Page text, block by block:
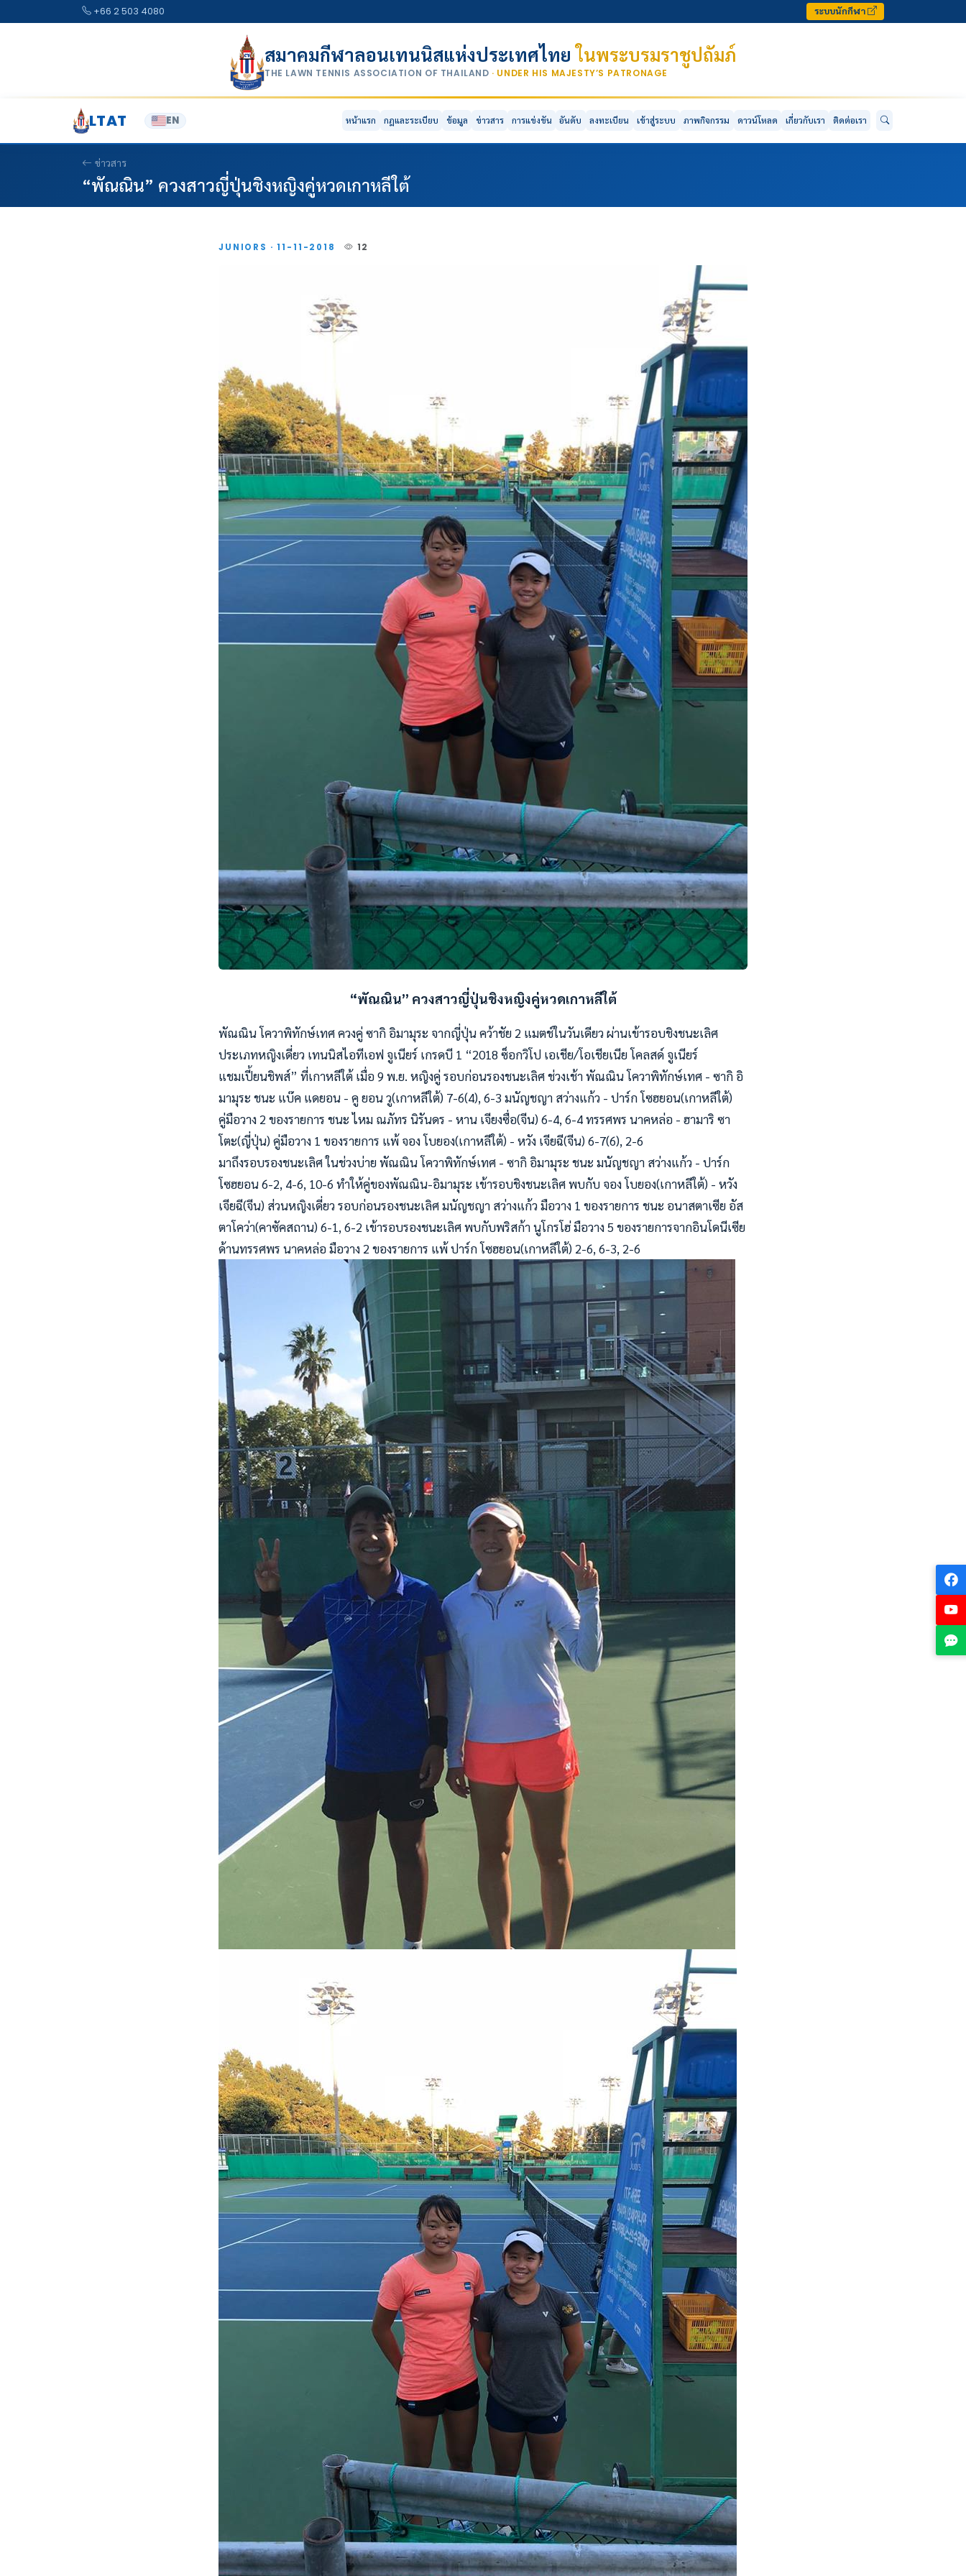
+66 2 503 4080 ระบบนักกีฬา
สมาคมกีฬาลอนเทนนิสแห่งประเทศไทยในพระบรมราชูปถัมภ์
THE LAWN TENNIS ASSOCIATION OF THAILAND · UNDER HIS MAJESTY’S PATRONAGE
LTAT EN หน้าแรก กฎและระเบียบ ข้อมูล ข่าวสาร การแข่งขัน อันดับ ลงทะเบียน เข้าสู่ระบบ ภาพกิจกรรม ดาวน์โหลด เกี่ยวกับเรา ติดต่อเรา
ข่าวสาร
“พัณณิน” ควงสาวญี่ปุ่นชิงหญิงคู่หวดเกาหลีใต้
JUNIORS · 11-11-2018 12
“พัณณิน” ควงสาวญี่ปุ่นชิงหญิงคู่หวดเกาหลีใต้
พัณณิน โควาพิทักษ์เทศ ควงคู่ ซากิ อิมามุระ จากญี่ปุ่น คว้าชัย 2 แมตช์ในวันเดียว ผ่านเข้ารอบชิงชนะเลิศ
ประเภทหญิงเดี่ยว เทนนิสไอทีเอฟ จูเนียร์ เกรดบี 1 “2018 ซ็อกวิโป เอเชีย/โอเชียเนีย โคลสด์ จูเนียร์
แชมเปี้ยนชิพส์” ที่เกาหลีใต้ เมื่อ 9 พ.ย. หญิงคู่ รอบก่อนรองชนะเลิศ ช่วงเช้า พัณณิน โควาพิทักษ์เทศ - ซากิ อิ
มามุระ ชนะ แบ๊ค แดยอน - คู ยอน วู(เกาหลีใต้) 7-6(4), 6-3 มนัญชญา สว่างแก้ว - ปาร์ก โซฮยอน(เกาหลีใต้)
คู่มือวาง 2 ของรายการ ชนะไหม ณภัทร นิรันดร - หาน เจียงซื่อ(จีน) 6-4, 6-4 ทรรศพร นาคหล่อ - ฮามาริ ซา
โตะ(ญี่ปุ่น) คู่มือวาง 1 ของรายการ แพ้ จอง โบยอง(เกาหลีใต้) - หวัง เจียฉี(จีน) 6-7(6), 2-6
มาถึงรอบรองชนะเลิศ ในช่วงบ่าย พัณณิน โควาพิทักษ์เทศ - ซากิ อิมามุระ ชนะ มนัญชญา สว่างแก้ว - ปาร์ก
โซฮยอน 6-2, 4-6, 10-6 ทำให้คู่ของพัณณิน-อิมามุระ เข้ารอบชิงชนะเลิศ พบกับ จอง โบยอง(เกาหลีใต้) - หวัง
เจียฉี(จีน) ส่วนหญิงเดี่ยว รอบก่อนรองชนะเลิศ มนัญชญา สว่างแก้ว มือวาง 1 ของรายการ ชนะ อนาสตาเซีย อัส
ตาโคว่า(คาซัคสถาน) 6-1, 6-2 เข้ารอบรองชนะเลิศ พบกับพริสก้า นูโกรโฮ่ มือวาง 5 ของรายการจากอินโดนีเซีย
ด้านทรรศพร นาคหล่อ มือวาง 2 ของรายการ แพ้ ปาร์ก โซฮยอน(เกาหลีใต้) 2-6, 6-3, 2-6